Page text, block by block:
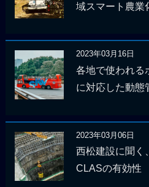
域スマート農業
2023年03月16日
各地で使われる
に対応した動態
2023年03月06日
西松建設に聞く
CLASの有効性